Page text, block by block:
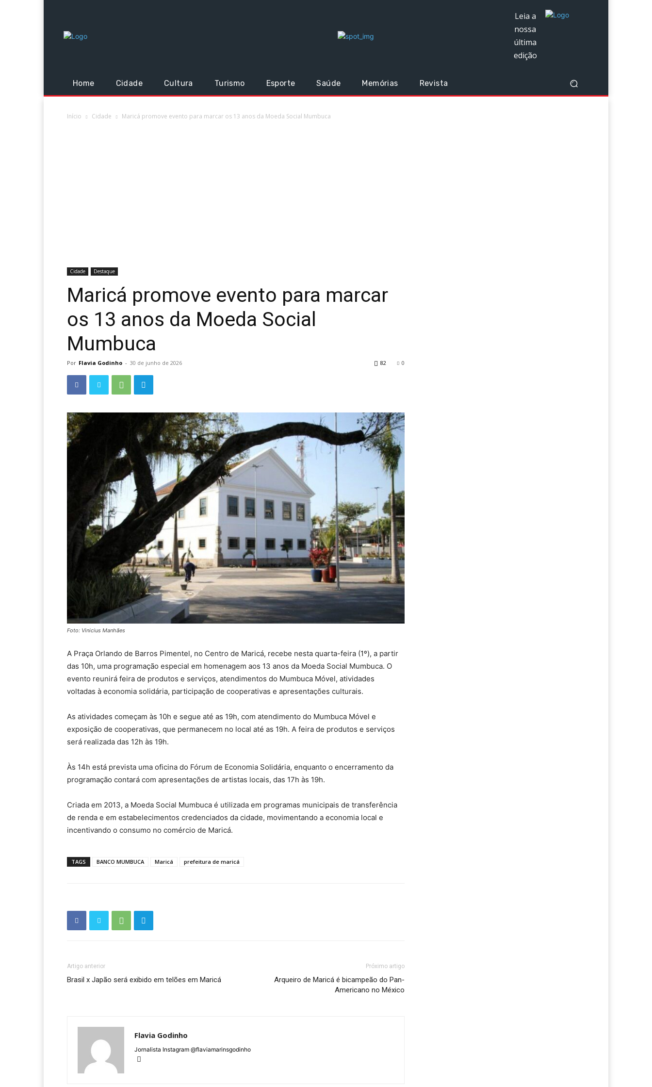
Leia a
nossa
última
edição
Home Cidade Cultura Turismo Esporte Saúde Memórias Revista
Início Cidade Maricá promove evento para marcar os 13 anos da Moeda Social Mumbuca
Cidade Destaque
Maricá promove evento para marcar
os 13 anos da Moeda Social
Mumbuca
Por Flavia Godinho - 30 de junho de 2026 0
82
Foto: Vinicius Manhães
A Praça Orlando de Barros Pimentel, no Centro de Maricá, recebe nesta quarta-feira (1º), a partir
das 10h, uma programação especial em homenagem aos 13 anos da Moeda Social Mumbuca. O
evento reunirá feira de produtos e serviços, atendimentos do Mumbuca Móvel, atividades
voltadas à economia solidária, participação de cooperativas e apresentações culturais.
As atividades começam às 10h e segue até as 19h, com atendimento do Mumbuca Móvel e
exposição de cooperativas, que permanecem no local até as 19h. A feira de produtos e serviços
será realizada das 12h às 19h.
Às 14h está prevista uma oficina do Fórum de Economia Solidária, enquanto o encerramento da
programação contará com apresentações de artistas locais, das 17h às 19h.
Criada em 2013, a Moeda Social Mumbuca é utilizada em programas municipais de transferência
de renda e em estabelecimentos credenciados da cidade, movimentando a economia local e
incentivando o consumo no comércio de Maricá.
TAGS BANCO MUMBUCA Maricá prefeitura de maricá
Artigo anterior
Brasil x Japão será exibido em telões em Maricá
Próximo artigo
Arqueiro de Maricá é bicampeão do Pan-
Americano no México
Flavia Godinho
Jornalista Instagram @flaviamarinsgodinho